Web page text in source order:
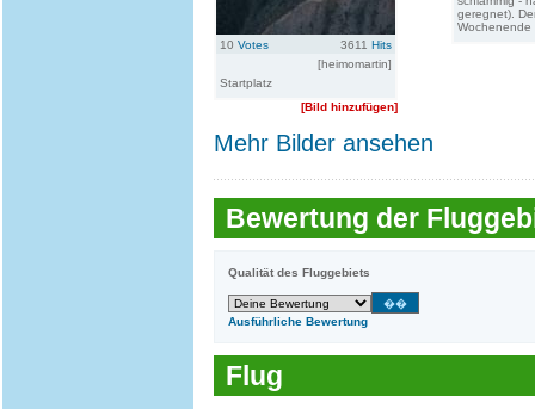
10 Votes 3611 Hits
[heimomartin]
Startplatz
[Bild hinzufügen]
geregnet).
Wochenende
Mehr Bilder ansehen
Bewertung der
Qualität des Fluggebiets
Ausführliche Bewertung
Flug